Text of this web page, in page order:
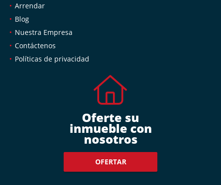
Arrendar
Blog
Nuestra Empresa
Contáctenos
Políticas de privacidad
Oferte su
inmueble con
nosotros
OFERTAR